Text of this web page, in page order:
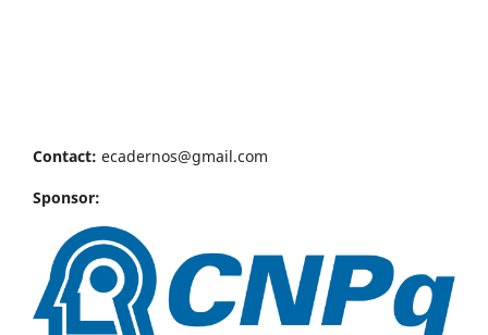
Contact: ecadernos@gmail.com
Sponsor: